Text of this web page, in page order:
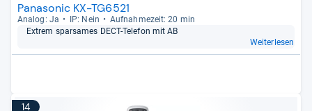
Panasonic KX-TG6521
Ana­log: Ja IP: Nein
Auf­nah­me­zeit: 20 min
Extrem spar­sa­mes DECT-​Tele­fon mit AB
Weiterlesen
14